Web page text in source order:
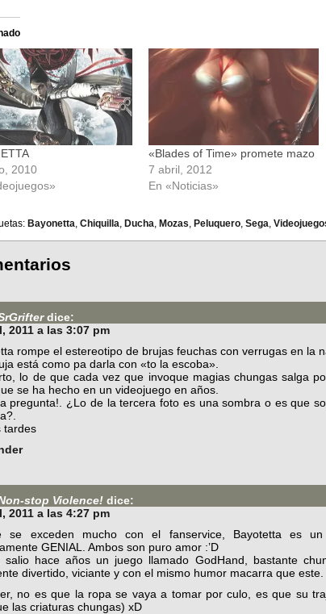
Twitter
(Se
abre
en
una
ventana
nueva)
2010
«Blades of Time» promete mazo
7 abril, 2012
En «Noticias»
Bayonetta, Chiquilla, Ducha, Mozas, Peluquero, Sega,
dice:
2011 a las 3:07 pm
rompe el estereotipo de brujas feuchas con verrugas en la
está como pa darla con «to la escoba».
lo de que cada vez que invoque magias chungas salga
se ha hecho en un videojuego en años.
pregunta!. ¿Lo de la tercera foto es una sombra o es que
tardes
stop Violence! dice:
2011 a las 4:27 pm
se exceden mucho con el fanservice, Bayotetta es
GENIAL. Ambos son puro amor :’D
salio hace años un juego llamado GodHand, bastante
divertido, viciante y con el mismo humor macarra que este.
no es que la ropa se vaya a tomar por culo, es que su
las criaturas chungas) xD